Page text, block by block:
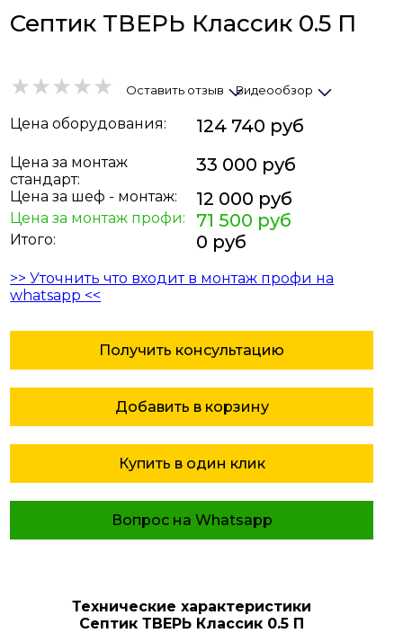
Септик ТВЕРЬ Классик 0.5 П
Оставить отзыв Видеообзор
Ценаоборудования: 124 740 руб
Цена за монтаж
стандарт:
33 000 руб
Цена за шеф - монтаж: 12 000 руб
Цена за монтаж профи: 71 500 руб
Итого: 0 руб
>> Уточнить что входит в монтаж профи на
whatsapp <<
Получить консультацию
Добавить в корзину
Купить в один клик
Вопрос на Whatsapp
Технические характеристики
Септик ТВЕРЬ Классик 0.5 П